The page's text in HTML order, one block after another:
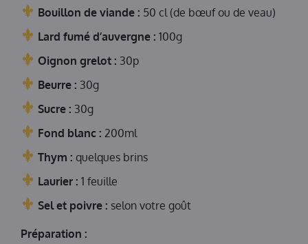
Bouillon de viande : 50 cl (de bœuf ou de veau)
Lard fumé d’auvergne : 100g
Oignon grelot : 30p
Beurre : 30g
Sucre : 30g
Fond blanc : 200ml
Thym : quelques brins
Laurier : 1 feuille
Sel et poivre : selon votre goût
Préparation :